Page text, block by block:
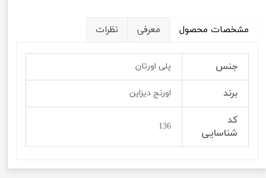
مشخصات محصول معرفی نظرات
جنس پلی اورتان
برند اورنج دیزاین
کد
شناسایی
136